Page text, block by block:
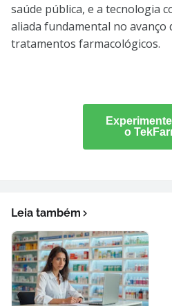
saúde pública, e a tecnologia
aliada fundamental no avanço
tratamentos farmacológicos.
o
Leia também